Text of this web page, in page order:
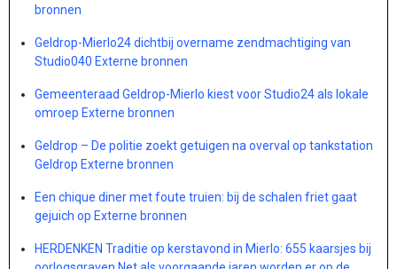
bronnen
Geldrop-Mierlo24 dichtbij overname zendmachtiging van
Studio040 Externe bronnen
Gemeenteraad Geldrop-Mierlo kiest voor Studio24 als lokale
omroep Externe bronnen
Geldrop – De politie zoekt getuigen na overval op tankstation
Geldrop Externe bronnen
Een chique diner met foute truien: bij de schalen friet gaat
gejuich op Externe bronnen
HERDENKEN Traditie op kerstavond in Mierlo: 655 kaarsjes bij